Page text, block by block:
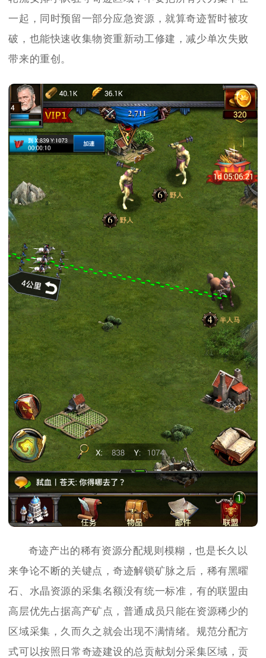
一起，同时预留一部分应急资源，就算奇迹暂时被攻
破，也能快速收集物资重新动工修建，减少单次失败
带来的重创。
奇迹产出的稀有资源分配规则模糊，也是长久以
来争论不断的关键点，奇迹解锁矿脉之后，稀有黑曜
石、水晶资源的采集名额没有统一标准，有的联盟由
高层优先占据高产矿点，普通成员只能在资源稀少的
区域采集，久而久之就会出现不满情绪。规范分配方
式可以按照日常奇迹建设的总贡献划分采集区域，贡